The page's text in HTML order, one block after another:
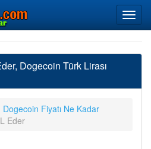
Dogecoin Türk Lirası
Dogecoin Fiyatı Ne Kadar
Eder